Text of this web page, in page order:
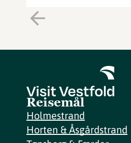
Reisemål
Holmestrand
Horten & Åsgårdstrand